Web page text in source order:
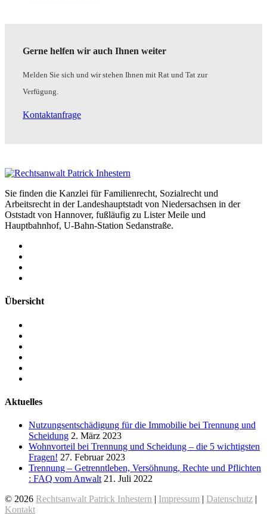
Gerne helfen wir auch Ihnen weiter
Melden Sie sich und wir stehen Ihnen mit Rat und Tat zur
Verfügung.
Kontaktanfrage
Sie finden die Kanzlei für Familienrecht, Sozialrecht und
Arbeitsrecht in der Landeshauptstadt von Niedersachsen in der
Oststadt von Hannover, fußläufig zu Lister Meile und
Hauptbahnhof, U-Bahn-Station Sedanstraße.
Übersicht
Aktuelles
Nutzungsentschädigung für die Immobilie bei Trennung und
Scheidung 2. März 2023
Wohnvorteil bei Trennung und Scheidung – die 5 wichtigsten
Fragen! 27. Februar 2023
Trennung – Getrenntleben, Versöhnung, Rechte und Pflichten
: FAQ vom Anwalt 21. Juli 2022
© 2026 Rechtsanwalt Patrick Inhestern | Impressum | Datenschutz |
Kontakt